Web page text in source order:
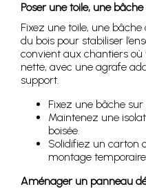
Poser une toile, une
Fixez une toile, une
du bois pour stabiliser
convient aux chantiers
nette, avec une agrafe
support.
Fixez une bâche
Maintenez une
boisée.
Solidifiez un carton
montage
Aménager un panneau